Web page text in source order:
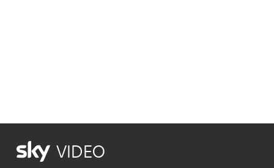
VIDEO